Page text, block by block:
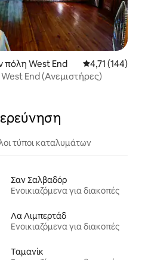
πόλη West End Μέση
4,71 (144)
End (Ανεμιστήρες)
τύποι καταλυμάτων
Σαν Σαλβαδόρ
Ενοικιαζόμενα για διακοπές
Λα Λιμπερτάδ
Ενοικιαζόμενα για διακοπές
Ταμανίκ